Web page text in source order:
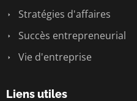
Stratégies d'affaires
Succès entrepreneurial
Vie d'entreprise
Liens utiles